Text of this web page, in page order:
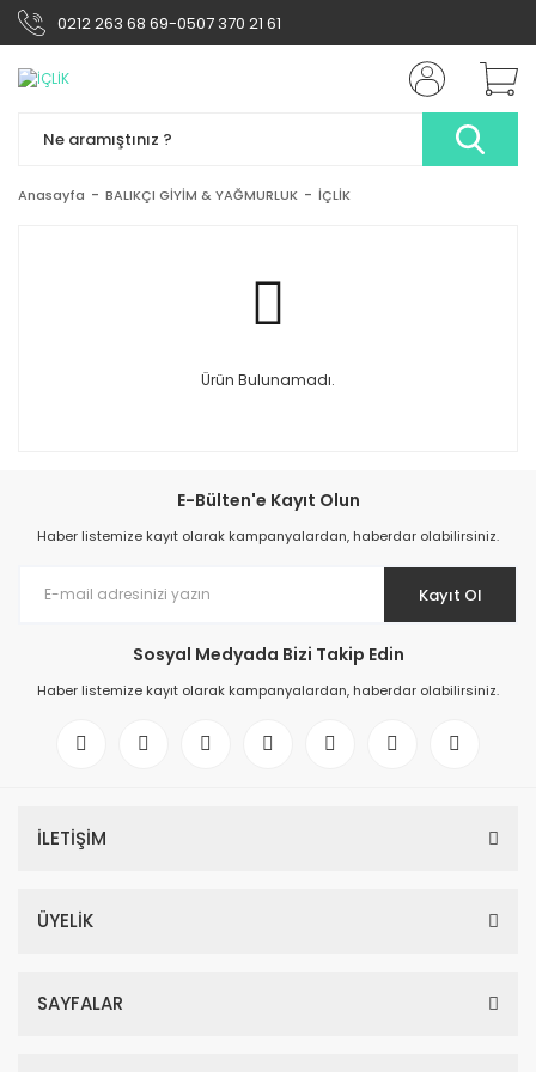
0212 263 68 69-0507 370 21 61
Anasayfa BALIKÇI GİYİM & YAĞMURLUK İÇLİK
Ürün Bulunamadı.
E-Bülten'e Kayıt Olun
Haber listemize kayıt olarak kampanyalardan, haberdar olabilirsiniz.
Kayıt Ol
Sosyal Medyada Bizi Takip Edin
Haber listemize kayıt olarak kampanyalardan, haberdar olabilirsiniz.
İLETİŞİM
ÜYELİK
SAYFALAR